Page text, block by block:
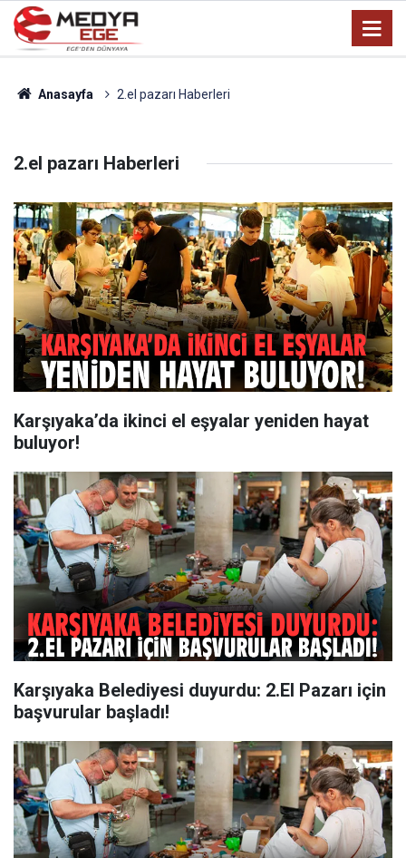
Anasayfa 2.el pazarı Haberleri
2.el pazarı Haberleri
Karşıyaka’da ikinci el eşyalar yeniden hayat
buluyor!
Karşıyaka Belediyesi duyurdu: 2.El Pazarı için
başvurular başladı!